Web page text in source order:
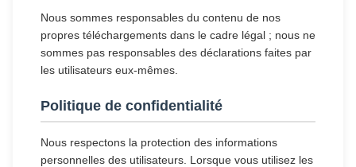
Nous sommes responsables du contenu de nos
propres téléchargements dans le cadre légal ; nous ne
sommes pas responsables des déclarations faites par
les utilisateurs eux-mêmes.
Politique de confidentialité
Nous respectons la protection des informations
personnelles des utilisateurs. Lorsque vous utilisez les